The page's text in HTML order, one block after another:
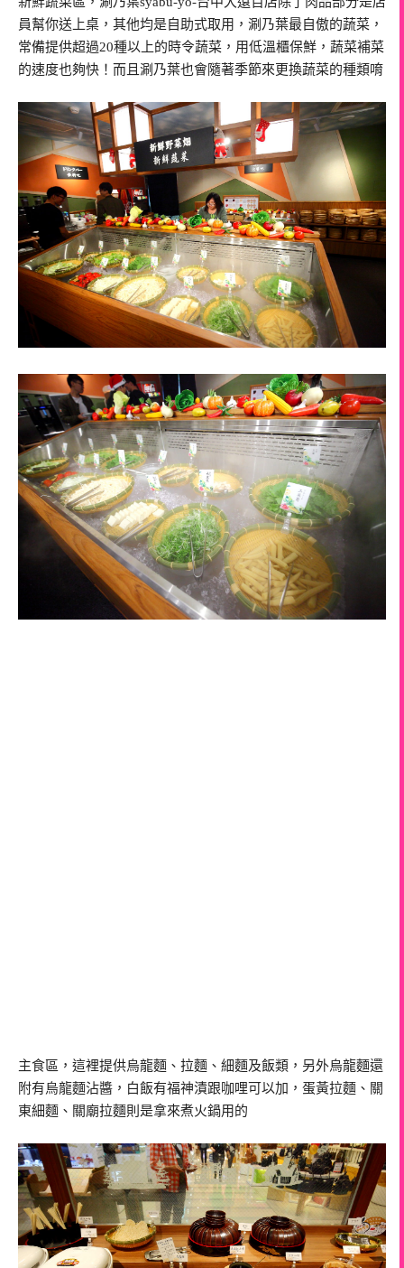
員幫你送上桌，其他均是自助式取用，涮乃葉最自傲的蔬菜，
常備提供超過20種以上的時令蔬菜，用低溫櫃保鮮，蔬菜補菜
的速度也夠快！而且涮乃葉也會隨著季節來更換蔬菜的種類唷
主食區，這裡提供烏龍麵、拉麵、細麵及飯類，另外烏龍麵還
附有烏龍麵沾醬，白飯有福神漬跟咖哩可以加，蛋黃拉麵、關
東細麵、關廟拉麵則是拿來煮火鍋用的